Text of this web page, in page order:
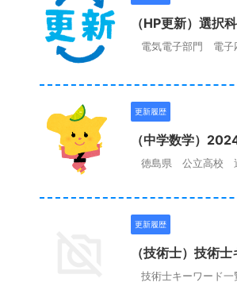
（HP更新）選択
電気電子部門 電子
更新履歴
（中学数学）
徳島県 公立高校 過
更新履歴
（技術士）技術
技術士キーワード一